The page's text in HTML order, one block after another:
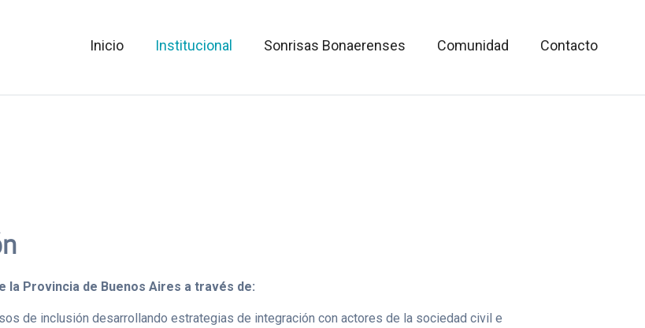
Inicio Institucional Sonrisas Bonaerenses Comunidad Contacto
la Provincia de Buenos Aires a través de:
de inclusión desarrollando estrategias de integración con actores de la sociedad civil e